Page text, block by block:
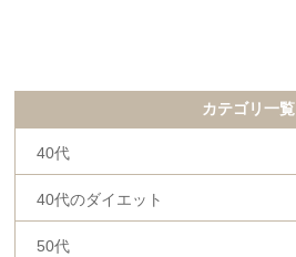
カテゴリ一覧
40代
40代のダイエット
50代